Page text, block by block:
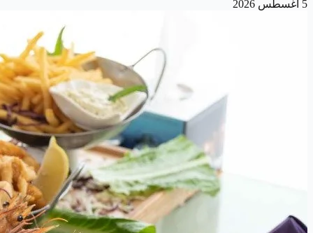
5 أغسطس 2026